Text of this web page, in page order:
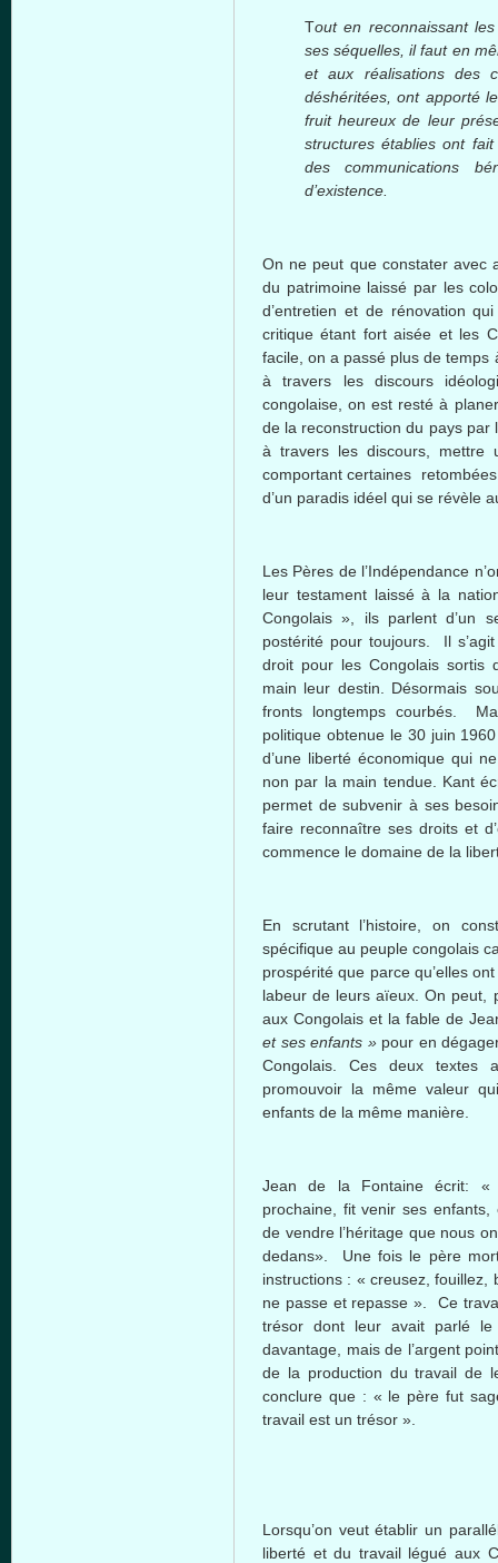
Tout en reconnaissant
ses séquelles ,il fauten
et aux réalisationsdes
déshéritées,ont apporté
fruitheureux de leur
structuresétablies ont
des communications
d’existence.
On ne peut que constater avec
du patrimoine laissé par les
d’entretien et de rénovation
critiqueétant fortaisée et les
facile, on a passé plus de temps
à
travers les discours
congolaise , onest resté à
de la reconstruction du pays par
à travers lesdiscours mettre
comportant certaines
retombées
d’un paradis idéel qui se révèle
Les Pères de l’Indépendance
leur testament laissé à la
Congolais », ils parlent d’un
postérité pourtoujours . Ils’agit
droit pour lesCongolais sortis
main leur destin Désormais
fronts longtemps courbés.
politique obtenuele 30 juin
d’une liberté économiquequi
non par la main tendue. Kant
permet desubvenir à ses
faire reconnaître ses droits et
commence le domaine de la
En scrutant l’histoire , on
spécifique au peuple congolais
prospérité que parce qu’elles ont
labeur de leurs aïeux . On peut
aux Congolais et la fable de
et ses enfants »pour en
Congolais
Ces deux textes
promouvoir la même valeur
enfants de la même manière
Jean de la Fontaineécrit: «
prochaine , fitvenir ses enfants,
de vendre l’héritage que nous
dedans». Une fois le père
instructions : « creusez ,fouillez
ne passeet repasse ». Ce
trésor dont leur avait parlé
davantage
maisde l’argent
de la production du travail de
conclure que: « le père fut
travail est un trésor ».
Lorsqu’on veut établir un
liberté et du travail légué aux